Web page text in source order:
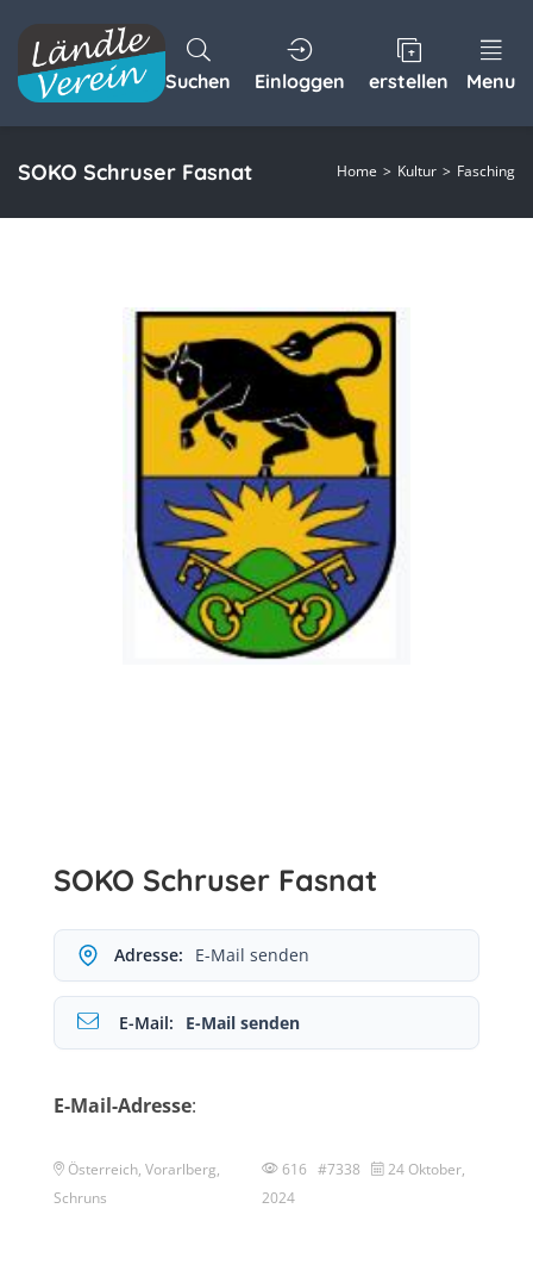
Suchen Einloggen erstellen Menu
SOKO Schruser Fasnat Home Kultur Fasching
SOKO Schruser Fasnat
Adresse: E-Mail senden
E-Mail: E-Mail senden
E-Mail-Adresse:
Österreich, Vorarlberg,
Schruns
616 #7338
24 Oktober,
2024